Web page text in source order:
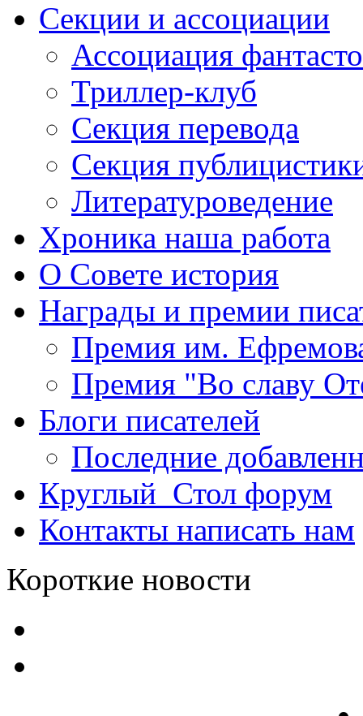
Секции и ассоциации
Ассоциация
Триллер-клуб
Секция перевода
Секция
Литературоведение
Хроника наша работа
О Совете история
Награды и премии
Премия им.
Премия "Во славу
Блоги писателей
Последние
Круглый_Стол форум
Контакты написать нам
Короткие новости